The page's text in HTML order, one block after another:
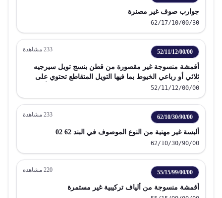
جوارب صوف غير مصنرة
62/17/10/00/30
52/11/12/00/00
233 مشاهدة
أقمشة منسوجة غير مقصورة من قطن بنسج تويل سيرجيه
ثلاثي أو رباعي الخيوط بما فيها التويل المتقاطع تحتوي على
أقل من 85% وزنا من القطن مخلوطة بصورة رئيسية أو
حصرية مع ألياف تركيبية أو اصطناعية يزن المتر المربع منها
أكثر من 200 جم غير مقصورة
52/11/12/00/00
62/10/30/90/00
233 مشاهدة
ألبسة غير مهنية من النوع الموصوف في البند 62 02
62/10/30/90/00
55/15/99/00/00
220 مشاهدة
أقمشة منسوجة من ألياف تركيبية غير مستمرة